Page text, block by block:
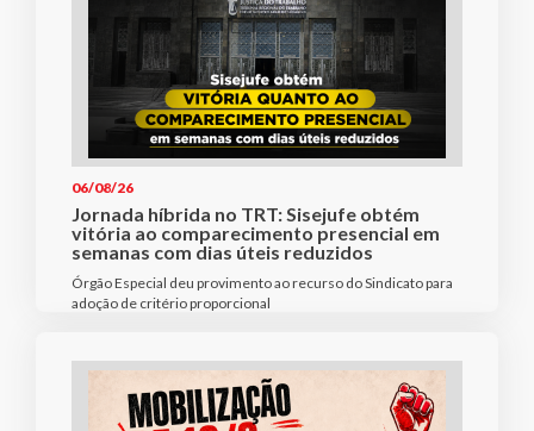
06/08/26
Jornada híbrida no TRT: Sisejufe obtém
vitória ao comparecimento presencial em
semanas com dias úteis reduzidos
Órgão Especial deu provimento ao recurso do Sindicato para
adoção de critério proporcional